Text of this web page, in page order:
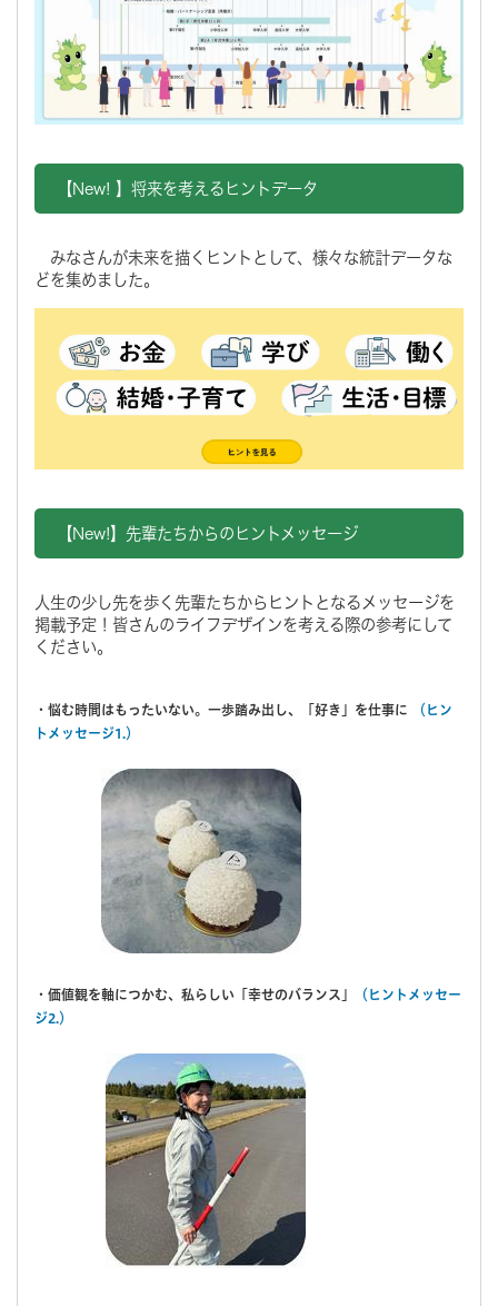
【New! 】将来を考えるヒントデータ
みなさんが未来を描くヒントとして、様々な統計データな
どを集めました。
【New!】先輩たちからのヒントメッセージ
人生の少し先を歩く先輩たちからヒントとなるメッセージを
掲載予定！皆さんのライフデザインを考える際の参考にして
ください。
・悩む時間はもったいない。一歩踏み出し、「好き」を仕事に
（ヒン
トメッセージ1.）
・価値観を軸につかむ、私らしい「幸せのバランス」
（ヒントメッセー
ジ2.）